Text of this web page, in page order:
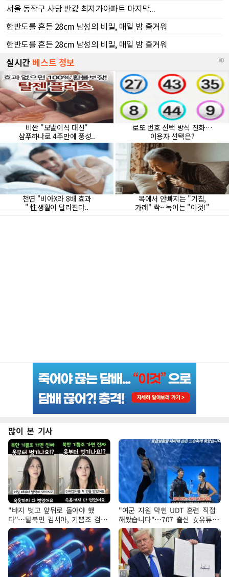
많이 본 기사
"바지 벗고 앞뒤로 돌아야 했
다"…탈북민 김서아, 기쁨조 검사
수치심 회상
"여군 지원 막힌 UDT 훈련 직접
해봤습니다"…707 출신 女유튜버
'완벽 소화'